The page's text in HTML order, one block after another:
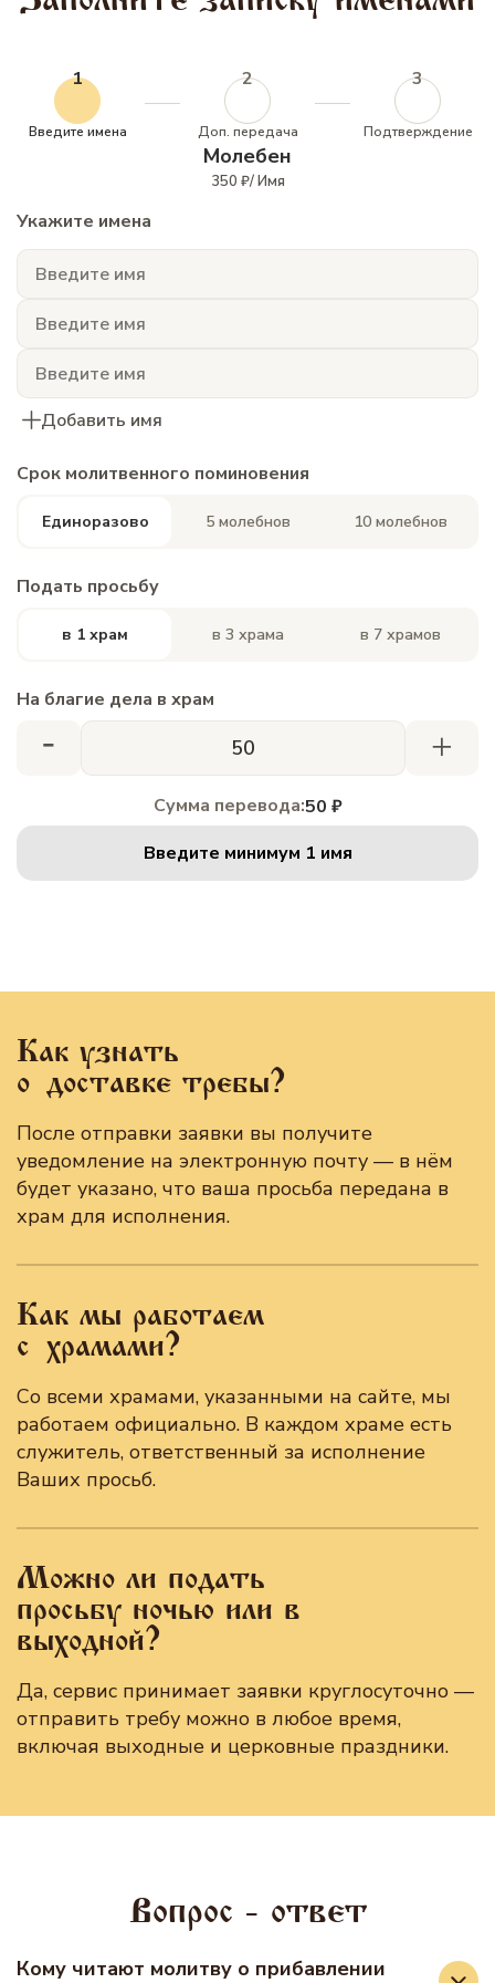
1
Введите имена
2
Доп. передача
3
Подтверждение
Молебен
350 ₽/ Имя
Укажите имена
Добавить имя
Срок молитвенного поминовения
Единоразово 5 молебнов 10 молебнов
Подать просьбу
в 1 храм в 3 храма в 7 храмов
На благие дела в храм
- +
Сумма перевода:50 ₽
Введите минимум 1 имя
Как узнать
о доставке требы?
После отправки заявки вы получите
уведомление на электронную почту — в нём
будет указано, что ваша просьба передана в
храм для исполнения.
Как мы работаем
с храмами?
Со всеми храмами, указанными на сайте, мы
работаем официально. В каждом храме есть
служитель, ответственный за исполнение
Ваших просьб.
Можно ли подать
просьбу ночью или в
выходной?
Да, сервис принимает заявки круглосуточно —
отправить требу можно в любое время,
включая выходные и церковные праздники.
Вопрос - ответ
Кому читают молитву о прибавлении